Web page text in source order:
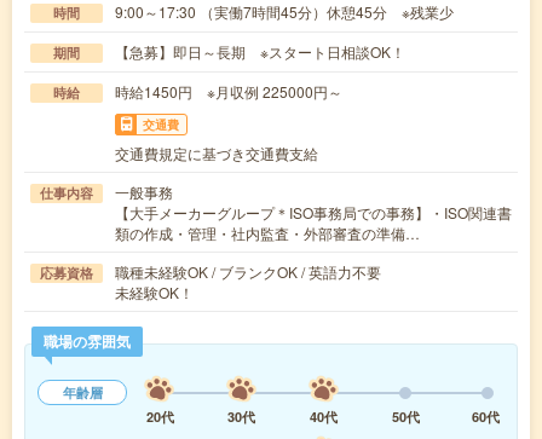
時間 9:00～17:30 （実働7時間45分）休憩45分 ※残業少
期間 【急募】即日～長期 ※スタート日相談OK！
時給 時給1450円 ※月収例 225000円～
交通費
交通費規定に基づき交通費支給
仕事内容
一般事務
【大手メーカーグループ＊ISO事務局での事務】・ISO関連書
類の作成・管理・社内監査・外部審査の準備…
応募資格
職種未経験OK / ブランクOK / 英語力不要
未経験OK！
職場の雰囲気
年齢層
20代
30代 40代 50代
60代